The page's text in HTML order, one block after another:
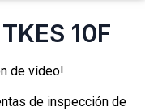
10F
de vídeo!
de inspección de